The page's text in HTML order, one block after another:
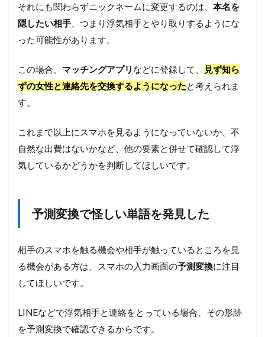
い
それにも関わらずニックネームに変更するのは、 本名を
隠したい相手 、つまり浮気相手とやり取りするようにな
った可能性があります。
この場合、 マッチングアプリ などに登録して、
見ず知ら
ずの女性と連絡先を交換するようになった と考えられま
す。
これまで以上にスマホを見るようになっていないか、不
自然な出費はないかなど、他の要素と併せて確認して浮
気しているかどうかを判断してほしいです。
予測変換で怪しい単語を発見した
相手のスマホを触る機会や相手が触っているところを見
る機会がある方は、スマホの入力画面の予測変換に注目
してほしいです。
LINEなどで浮気相手と連絡をとっている場合、その形跡
を予測変換で確認できるからです。